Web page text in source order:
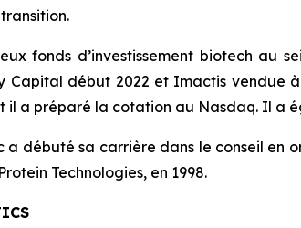
fonds d’investissement biotech au
Capital début 2022 et Imactis
il a préparé la cotation au Nasdaq. Il a
a débuté sa carrière dans le conseil
Technologies, en 1998.